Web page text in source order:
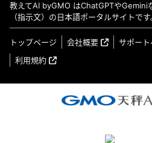
教えてAI byGMO はChatGPTやGemini
（指示文）の日本語ポータルサイトです
トップページ 会社概要 サポート
利用規約